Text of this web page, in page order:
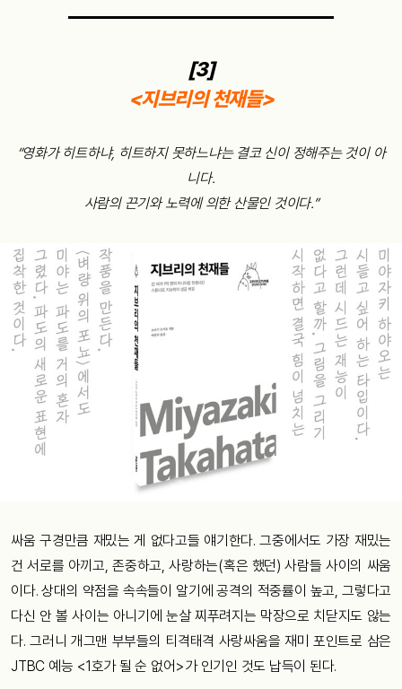
[3]
<지브리의 천재들>
“영화가 히트하냐, 히트하지 못하느냐는 결코 신이 정해주는 것이 아
니다.
사람의 끈기와 노력에 의한 산물인 것이다.”
싸움 구경만큼 재밌는 게 없다고들 얘기한다. 그중에서도 가장 재밌는
건 서로를 아끼고, 존중하고, 사랑하는(혹은 했던) 사람들 사이의 싸움
이다. 상대의 약점을 속속들이 알기에 공격의 적중률이 높고, 그렇다고
다신 안 볼 사이는 아니기에 눈살 찌푸려지는 막장으로 치닫지도 않는
다. 그러니 개그맨 부부들의 티격태격 사랑싸움을 재미 포인트로 삼은
JTBC 예능 <1호가 될 순 없어>가 인기인 것도 납득이 된다.